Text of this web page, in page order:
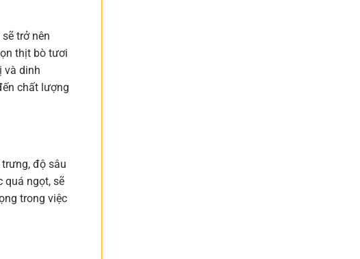
trở nên
thịt bò tươi
và dinh
chất lượng
độ sâu
quá ngọt, sẽ
trong việc